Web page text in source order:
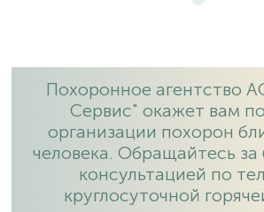
Похоронное агентство
Сервис" окажет вам
организации похорон
человека. Обращайтесь за
консультацией по
круглосуточной